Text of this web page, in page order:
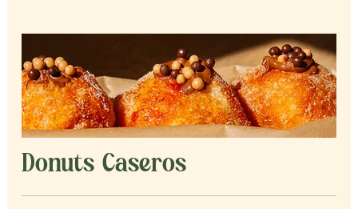
Donuts Caseros